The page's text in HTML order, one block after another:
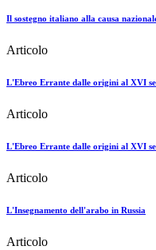
Il sostegno italiano alla causa
Articolo
L'Ebreo Errante dalle origini al XVI
Articolo
L'Ebreo Errante dalle origini al XVI
Articolo
L'Insegnamento dell'arabo in Russia
Articolo